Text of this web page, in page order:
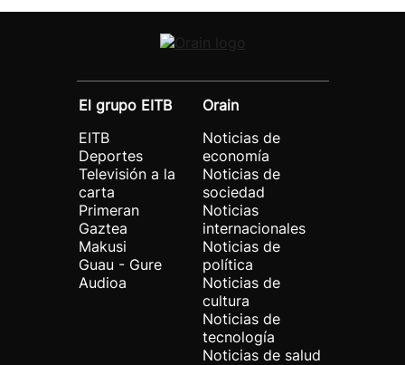
El grupo EITB
EITB
Deportes
Televisión a la
carta
Primeran
Gaztea
Makusi
Guau - Gure
Audioa
Orain
Noticias de
economía
Noticias de
sociedad
Noticias
internacionales
Noticias de
política
Noticias de
cultura
Noticias de
tecnología
Noticias de salud